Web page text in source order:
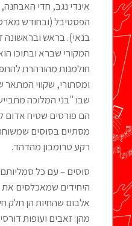
אינדי נגב, חדי
הפסטיבל (ובחודש
בנאי). בראש ובראשונה
המקורי שברא ובתוכו
חולמנות מהורהרת
ומסתורי, שקווי
שבו "בני המלוכה
הם פורסים שטיח אדום
מסתיים בסוסים
רקע טרומבון מהדהד.
סוסים – עם כל
היחידים שמאכלסים
אלבום שהחיות הן חלק
מהן: זאבים ועופות